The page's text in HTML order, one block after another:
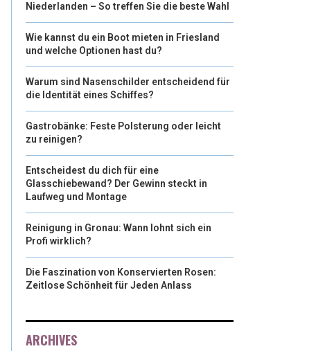
Niederlanden – So treffen Sie die beste Wahl
Wie kannst du ein Boot mieten in Friesland
und welche Optionen hast du?
Warum sind Nasenschilder entscheidend für
die Identität eines Schiffes?
Gastrobänke: Feste Polsterung oder leicht
zu reinigen?
Entscheidest du dich für eine
Glasschiebewand? Der Gewinn steckt in
Laufweg und Montage
Reinigung in Gronau: Wann lohnt sich ein
Profi wirklich?
Die Faszination von Konservierten Rosen:
Zeitlose Schönheit für Jeden Anlass
ARCHIVES